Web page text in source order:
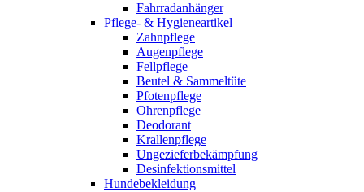
Fahrradanhänger
Pflege- & Hygieneartikel
Zahnpflege
Augenpflege
Fellpflege
Beutel & Sammeltüte
Pfotenpflege
Ohrenpflege
Deodorant
Krallenpflege
Ungezieferbekämpfung
Desinfektionsmittel
Hundebekleidung